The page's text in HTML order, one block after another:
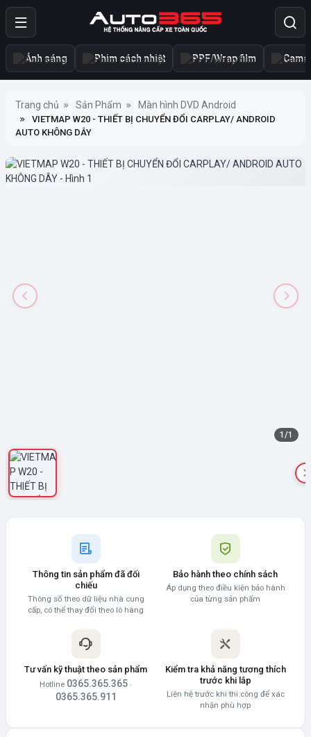
Ánh sáng Phim cách nhiệt PPF/Wrap film
Trang chủ Sản Phẩm Màn hình DVD Android
VIETMAP W20 - THIẾT BỊ CHUYỂN ĐỔI CARPLAY/ ANDROID
AUTO KHÔNG DÂY
1 /1
Thông tin sản phẩm đã đối
chiếu
Thông số theo dữ liệu nhà cung
cấp, có thể thay đổi theo lô hàng
Bảo hành theo chính sách
Áp dụng theo điều kiện bảo hành
của từng sản phẩm
Tư vấn kỹ thuật theo sản phẩm
Hotline 0365.365.365 ·
0365.365.911
Kiểm tra khả năng tương thích
trước khi lắp
Liên hệ trước khi thi công để xác
nhận phù hợp